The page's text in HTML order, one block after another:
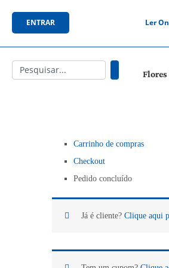
ENTRAR Ler
Carrinho de compras
Checkout
Pedido concluído
Já é cliente? Clique aqui